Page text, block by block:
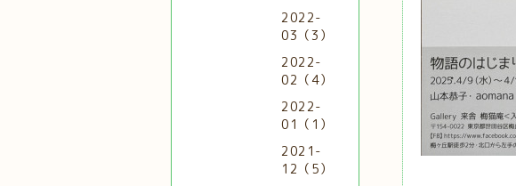
2022-
03（3）
2022-
02（4）
2022-
01（1）
2021-
12（5）